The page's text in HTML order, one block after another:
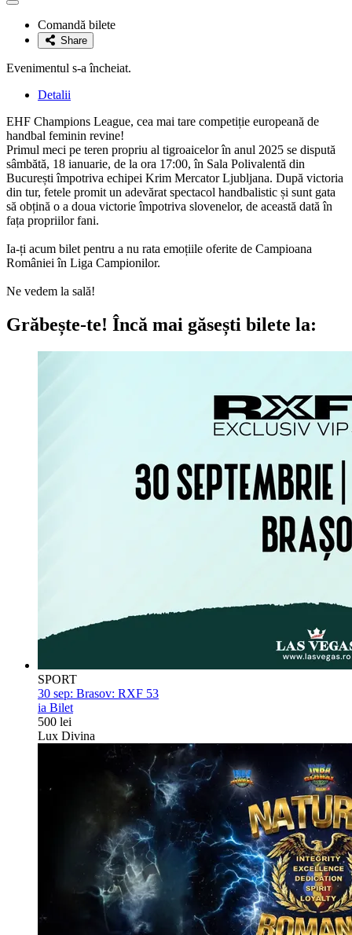
Adaugă
favoriteComandă bilete
Share
Evenimentul s-a încheiat.
Detalii
EHF Champions League, cea mai tare competiție europeană de
handbal feminin revine!
Primul meci pe teren propriu al tigroaicelor în anul 2025 se dispută
sâmbătă, 18 ianuarie, de la ora 17:00, în Sala Polivalentă din
București împotriva echipei Krim Mercator Ljubljana. După victoria
din tur, fetele promit un adevărat spectacol handbalistic și sunt gata
să obțină o a doua victorie împotriva slovenelor, de această dată în
fața propriilor fani.
Ia-ți acum bilet pentru a nu rata emoțiile oferite de Campioana
României în Liga Campionilor.
Ne vedem la sală!
Grăbește-te! Încă mai găsești bilete la:
SPORT
30 sep: Brasov: RXF 53
ia Bilet
500 lei
Lux Divina